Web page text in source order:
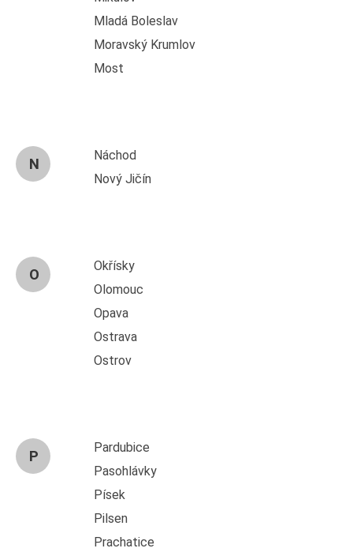
Mladá Boleslav
Moravský Krumlov
Most
N
Náchod
Nový Jičín
O
Okřísky
Olomouc
Opava
Ostrava
Ostrov
P
Pardubice
Pasohlávky
Písek
Pilsen
Prachatice